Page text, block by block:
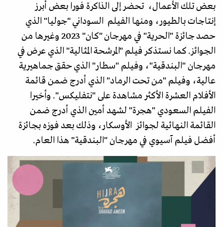
بعض تلك الأعمال، تحضر إلى الذاكرة فورا بعض أبرز
إنتاجات بالطيور، ومنها الفيلم السوداني "جوليا" الذي
حصد جائزة "الحرية" في مهرجان "كان" 2023 وغيرها من
الجوائز. كما نستذكر فيلم "المرشحة المثالية" الذي عرض في
مهرجان "البندقية"، وفيلم "سطار" الذي حقق جماهيرية
عالية، وفيلم "من تحت الرماد" الذي أدرج ضمن قائمة
الأفلام العشرة الأكثر مشاهدة على "نتفليكس". وأخيرا
الفيلم السعودي "هجرة" لشهد أمين الذي أدرج ضمن
القائمة النهائية لجوائز الأوسكار، وذلك بعد فوزه بجائزة
أفضل فيلم آسيوي في مهرجان "البندقية" هذا العام.